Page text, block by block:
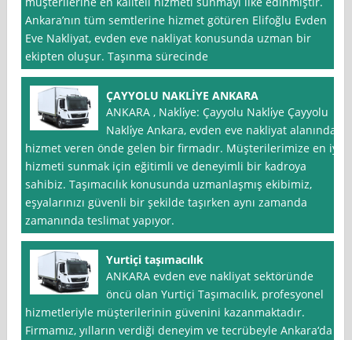
Ankara’nın tüm semtlerine hizmet götüren Elifoğlu Evden
Eve Nakliyat, evden eve nakliyat konusunda uzman bir
ekipten oluşur. Taşınma sürecinde
ÇAYYOLU NAKLİYE ANKARA
ANKARA , Nakli̇ye: Çayyolu Nakli̇ye Çayyolu
Nakli̇ye Ankara, evden eve nakliyat alanında
hizmet veren önde gelen bir firmadır. Müşterilerimize en iyi
hizmeti sunmak için eğitimli ve deneyimli bir kadroya
sahibiz. Taşımacılık konusunda uzmanlaşmış ekibimiz,
eşyalarınızı güvenli bir şekilde taşırken aynı zamanda
zamanında teslimat yapıyor.
Yurtiçi taşımacılık
ANKARA evden eve nakliyat sektöründe
öncü olan Yurtiçi Taşımacılık, profesyonel
hizmetleriyle müşterilerinin güvenini kazanmaktadır.
Firmamız, yılların verdiği deneyim ve tecrübeyle Ankara‘da